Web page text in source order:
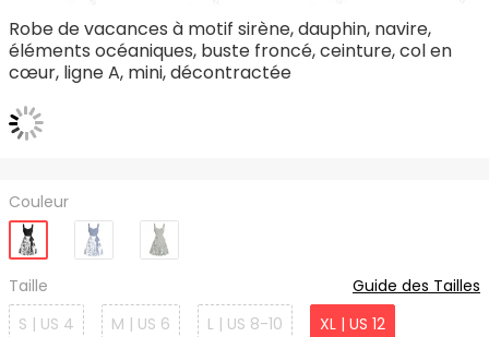
Robe de vacances à motif sirène, dauphin, navire,
éléments océaniques, buste froncé, ceinture, col en
cœur, ligne A, mini, décontractée
Couleur
Taille
Guide des Tailles
S | US 4
M | US 6 L | US 8-10 XL | US 12